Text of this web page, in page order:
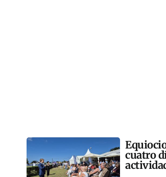
cuatro